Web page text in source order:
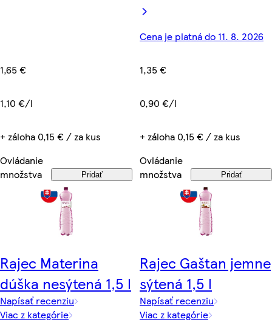
1,65 €
1,10 €/l
+ záloha 0,15 € / za kus
Ovládanie
množstva
Pridať
Cena je platná do 11. 8. 2026
1,35 €
0,90 €/l
+ záloha 0,15 € / za kus
Ovládanie
množstva
Pridať
Rajec Materina
dúška nesýtená 1,5 l
Napísať recenziu
Viac z kategórie
Rajec Gaštan jemne
sýtená 1,5 l
Napísať recenziu
Viac z kategórie